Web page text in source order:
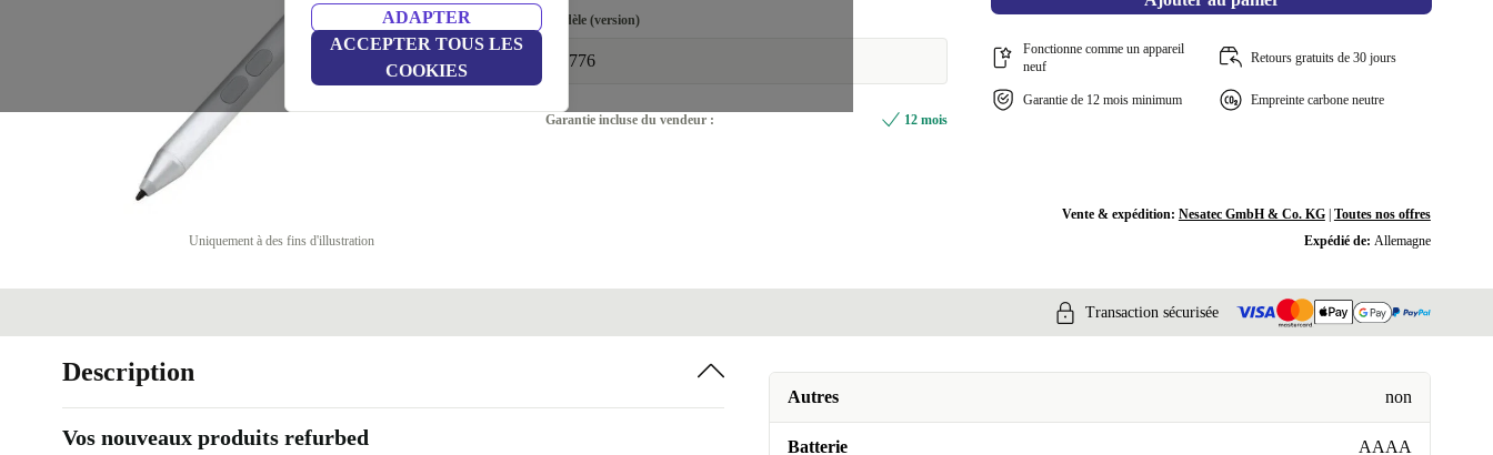
ADAPTER
ACCEPTER TOUS LES
COOKIES
Uniquement à des fins d'illustration
Modèle (version)
1776
Garantie incluse du vendeur : 12 mois
Fonctionne comme un appareil
neuf
Retours gratuits de 30 jours
Garantie de 12 mois minimum Empreinte carbone neutre
Vente & expédition: Nesatec GmbH & Co. KG| Toutes nos offres
Expédié de: Allemagne
Transaction sécurisée
Autres non
Batterie AAAA
Description
Vos nouveaux produits refurbed